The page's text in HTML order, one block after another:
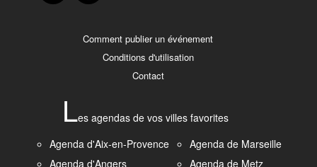
Comment publier un événement
Conditions d'utilisation
Contact
Les agendas de vos villes favorites
Agenda d'Aix-en-Provence
Agenda d'Angers
Agenda de Marseille
Agenda de Metz